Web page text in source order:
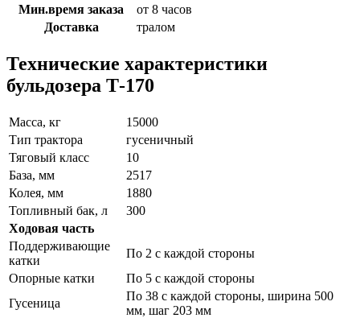
Мин.время заказа
от 8 часов
Доставка
тралом
Технические характеристики
бульдозера Т-170
Масса, кг
15000
Тип трактора
гусеничный
Тяговый класс
10
База, мм
2517
Колея, мм
1880
Топливный бак, л
300
Ходовая часть
Поддерживающие
катки
По 2 с каждой стороны
Опорные катки
По 5 с каждой стороны
Гусеница
По 38 с каждой стороны, ширина 500
мм, шаг 203 мм